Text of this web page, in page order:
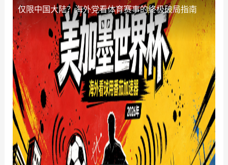
仅限中国大陆？海外党看体育赛事的终极破局指南